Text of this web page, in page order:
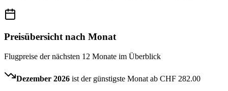
Preisübersicht nach Monat
Flugpreise der nächsten 12 Monate im Überblick
Dezember 2026 ist der günstigste Monat ab CHF 282.00